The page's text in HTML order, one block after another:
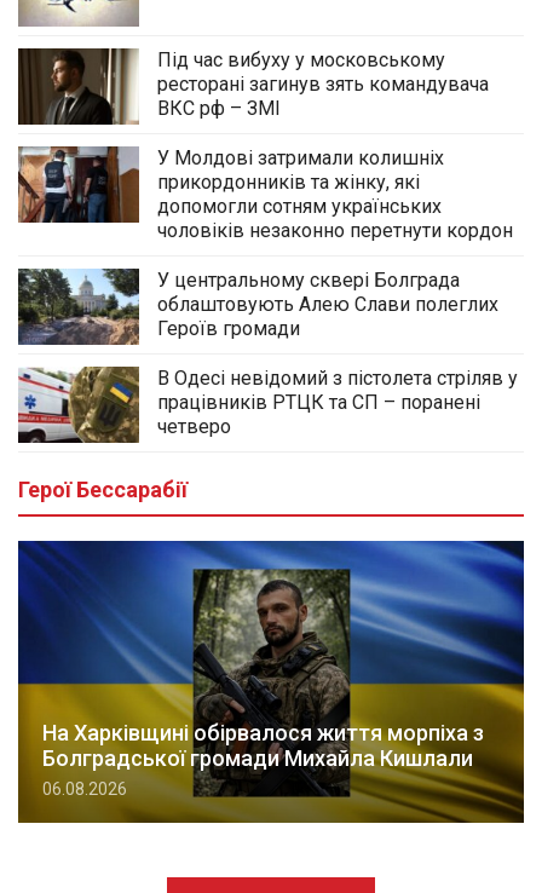
Під час вибуху у московському
ресторані загинув зять командувача
ВКС рф – ЗМІ
У Молдові затримали колишніх
прикордонників та жінку, які
допомогли сотням українських
чоловіків незаконно перетнути кордон
У центральному сквері Болграда
облаштовують Алею Слави полеглих
Героїв громади
В Одесі невідомий з пістолета стріляв у
працівників РТЦК та СП – поранені
четверо
Герої Бессарабії
На Харківщині обірвалося життя морпіха з
Болградської громади Михайла Кишлали
06.08.2026